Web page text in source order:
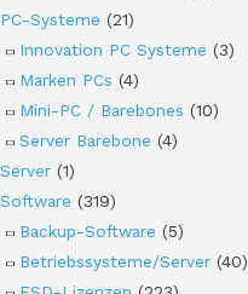
PC-Systeme (21)
Innovation PC Systeme (3)
Marken PCs (4)
Mini-PC / Barebones (10)
Server Barebone (4)
Server (1)
Software (319)
Backup-Software (5)
Betriebssysteme/Server (40)